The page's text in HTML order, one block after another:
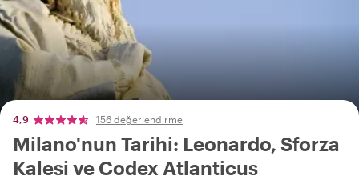
4,9 156 değerlendirme
Milano'nun Tarihi: Leonardo, Sforza
Kalesi ve Codex Atlanticus